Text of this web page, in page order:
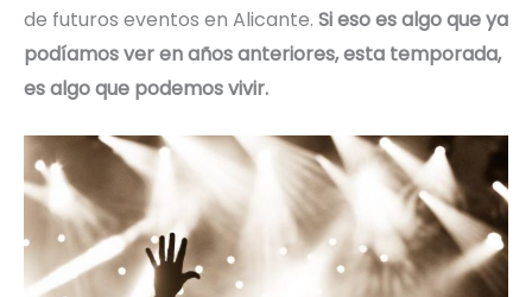
de futuros eventos en Alicante. Si eso es algo que ya
podíamos ver en años anteriores, esta temporada,
es algo que podemos vivir.